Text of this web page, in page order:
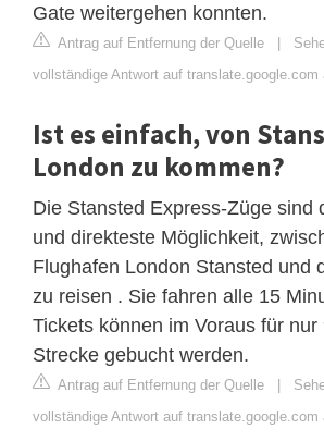
Gate weitergehen konnten.
Antrag auf Entfernung der Quelle |
vollständige Antwort auf translate.google.com
Ist es einfach, von
London zu kommen?
Die Stansted Express-Züge sind
und direkteste Möglichkeit,
Flughafen London Stansted und
zu reisen . Sie fahren alle 15
Tickets können im Voraus für nur
Strecke gebucht werden.
Antrag auf Entfernung der Quelle |
vollständige Antwort auf translate.google.com